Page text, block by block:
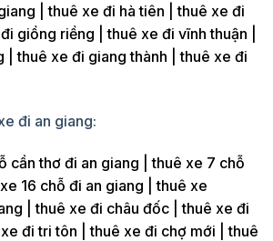
| thuê xe đi hà tiên | thuê xe đi
giồng riềng | thuê xe đi vĩnh thuận |
| thuê xe đi giang thành | thuê xe đi
đi an giang:
cần thơ đi an giang | thuê xe 7 chỗ
16 chỗ đi an giang | thuê xe
| thuê xe đi châu đốc | thuê xe đi
đi tri tôn | thuê xe đi chợ mới | thuê